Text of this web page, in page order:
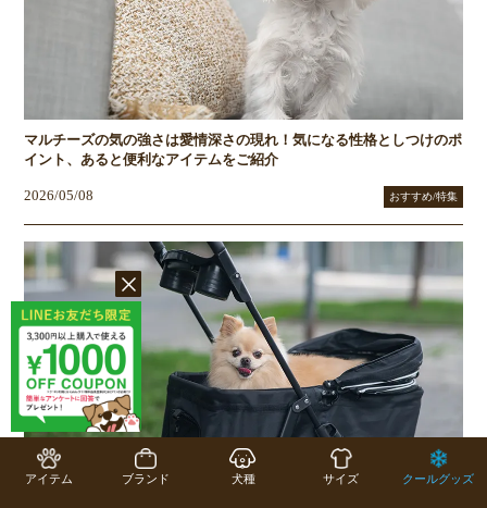
アイテム ブランド 犬種 サイズ クールグッズ
マルチーズの気の強さは愛情深さの現れ！気になる性格としつけのポ
イント、あると便利なアイテムをご紹介
2026/05/08 おすすめ/特集
ペットカートは暑さ対策にも便利！犬・猫の夏のお散歩・お出かけに